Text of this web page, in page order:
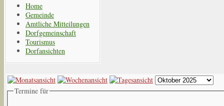
Home
Gemeinde
Amtliche Mitteilungen
Dorfgemeinschaft
Tourismus
Dorfansichten
Termine für